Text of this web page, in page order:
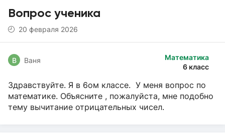
Вопрос ученика
20 февраля 2026
Математика
6 класс
В Ваня
Здравствуйте. Я в 6ом классе. У меня вопрос по
математике. Объясните , пожалуйста, мне подобно
тему вычитание отрицательных чисел.